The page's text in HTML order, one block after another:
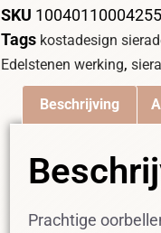
SKU
Tags kostadesign
Edelstenen werking,
Beschrijving
Prachtige